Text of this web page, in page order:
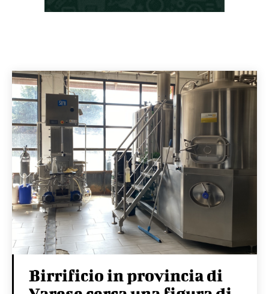
Birrificio in provincia di